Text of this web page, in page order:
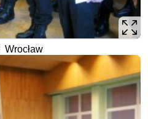
Wrocław